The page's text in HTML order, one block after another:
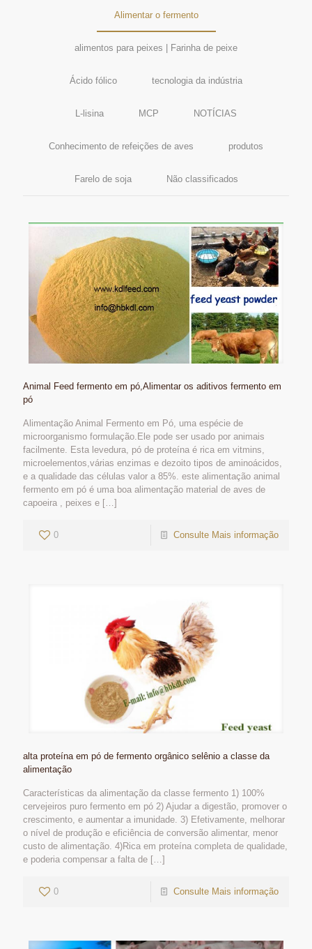
Alimentar o fermento
alimentos para peixes | Farinha de peixe
Ácido fólico tecnologia da indústria
L-lisina MCP NOTÍCIAS
Conhecimento de refeições de aves produtos
Farelo de soja Não classificados
Animal Feed fermento em pó,Alimentar os aditivos fermento em
pó
Alimentação Animal Fermento em Pó, uma espécie de
microorganismo formulação.Ele pode ser usado por animais
facilmente. Esta levedura, pó de proteína é rica em vitmins,
microelementos,várias enzimas e dezoito tipos de aminoácidos,
e a qualidade das células valor a 85%. este alimentação animal
fermento em pó é uma boa alimentação material de aves de
capoeira , peixes e […]
0 Consulte Mais informação
alta proteína em pó de fermento orgânico selênio a classe da
alimentação
Características da alimentação da classe fermento 1) 100%
cervejeiros puro fermento em pó 2) Ajudar a digestão, promover o
crescimento, e aumentar a imunidade. 3) Efetivamente, melhorar
o nível de produção e eficiência de conversão alimentar, menor
custo de alimentação. 4)Rica em proteína completa de qualidade,
e poderia compensar a falta de […]
0 Consulte Mais informação